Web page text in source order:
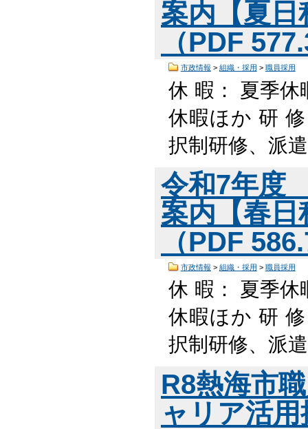
案内【夏
（PDF
市政情報 > 組織・採用 > 職員採用
休 暇： 夏季休
休暇ほか 研
択制研修、派
令和7年度
案内【春
（PDF
市政情報 > 組織・採用 > 職員採用
休 暇： 夏季休
休暇ほか 研
択制研修、派
R8熱海市
ャリア活